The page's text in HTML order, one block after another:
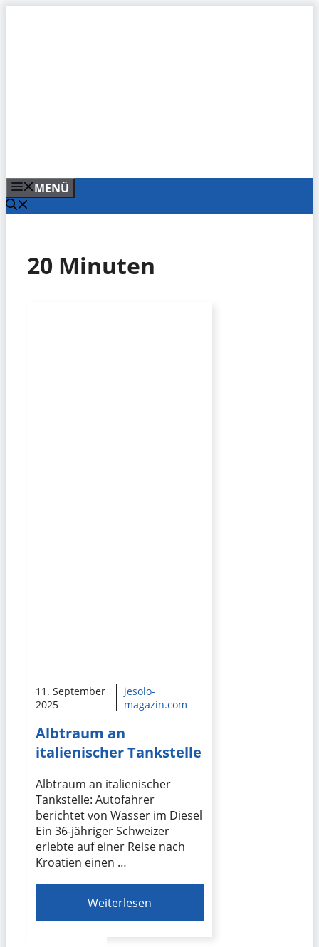
MENÜ
20 Minuten
11. September
2025
jesolo-
magazin.com
Albtraum an
italienischer Tankstelle
Albtraum an italienischer
Tankstelle: Autofahrer
berichtet von Wasser im Diesel
Ein 36-jähriger Schweizer
erlebte auf einer Reise nach
Kroatien einen …
Weiterlesen